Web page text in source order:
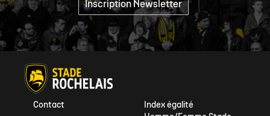
Inscription Newsletter "
Index égalité
Contact